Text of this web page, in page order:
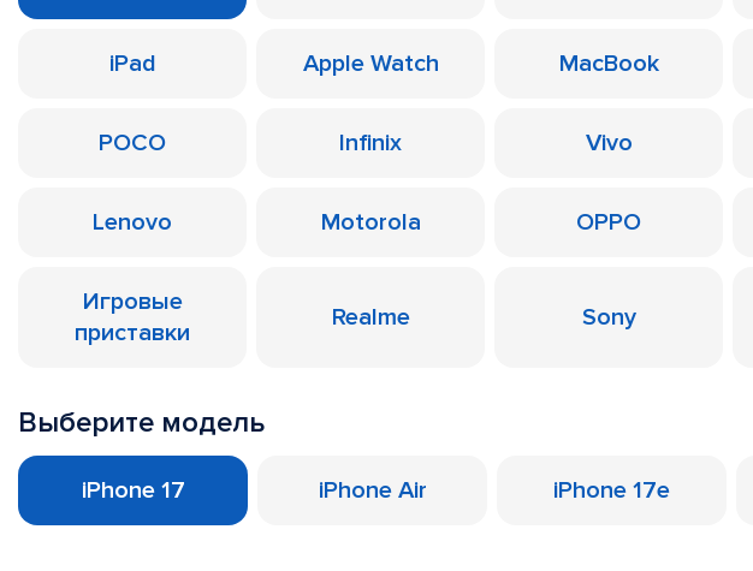
iPad Apple Watch MacBook
POCO Infinix Vivo
Lenovo Motorola OPPO
Игровые
приставки
Realme Sony
Выберите модель
iPhone 17 iPhone Air iPhone 17e